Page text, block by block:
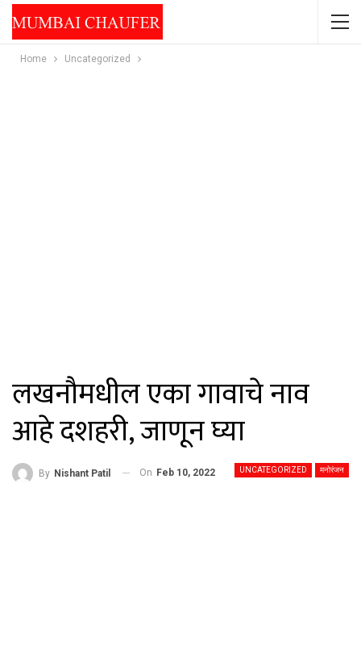
Home Uncategorized
लखनौमधील एका गावाचे नाव
आहे दशहरी, जाणून घ्या
UNCATEGORIZED मनोरंजन
By Nishant Patil On Feb 10, 2022